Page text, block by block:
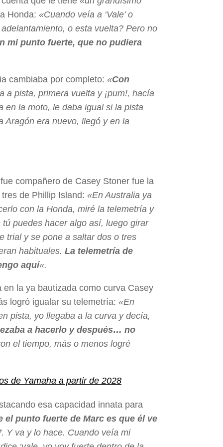
Honda: «Cuando veía a ‘Vale’ o
o esta vuelta? Pero no
mi punto fuerte, que no pudiera
cambiaba por completo: «Con
a pista, primera vuelta y ¡pum!, hacía
en la moto, le daba igual si la pista
Aragón era nuevo, llegó y en la
compañero de Casey Stoner fue la
de Phillip Island: «En Australia ya
con la Honda, miré la telemetría y
tú puedes hacer algo así, luego girar
trial y se pone a saltar dos o tres
habituales. La telemetría de
aquí«.
la ya bautizada como curva Casey
logró igualar su telemetría: «En
pista, yo llegaba a la curva y decía,
a hacerlo y después… no
el tiempo, más o menos logré
de Yamaha a partir de 2028
esa capacidad innata para
el punto fuerte de Marc es que él ve
. Y va y lo hace. Cuando veía mi